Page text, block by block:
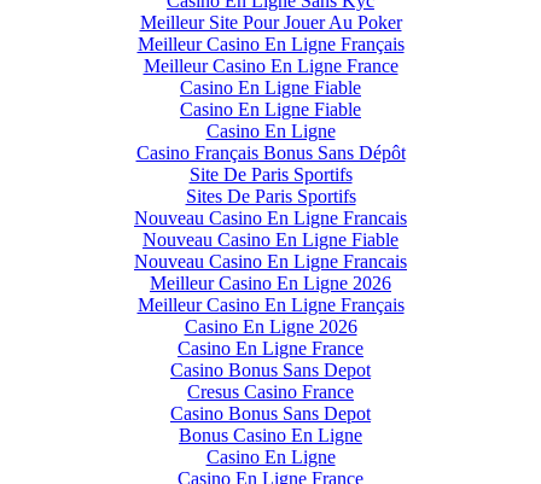
Meilleur Site Pour Jouer Au Poker
Meilleur Casino En Ligne Français
Meilleur Casino En Ligne France
Casino En Ligne Fiable
Casino En Ligne Fiable
Casino En Ligne
Casino Français Bonus Sans Dépôt
Site De Paris Sportifs
Sites De Paris Sportifs
Nouveau Casino En Ligne Francais
Nouveau Casino En Ligne Fiable
Nouveau Casino En Ligne Francais
Meilleur Casino En Ligne 2026
Meilleur Casino En Ligne Français
Casino En Ligne 2026
Casino En Ligne France
Casino Bonus Sans Depot
Cresus Casino France
Casino Bonus Sans Depot
Bonus Casino En Ligne
Casino En Ligne
Casino En Ligne France